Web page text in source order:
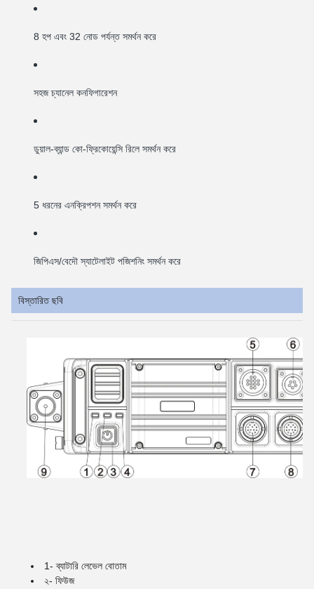
8 হপ এবং 32 নোড পর্যন্ত সমর্থন করে
সহজ চ্যানেল কনফিগারেশন
ডুয়াল-ব্যান্ড কো-ফ্রিকোয়েন্সি রিলে সমর্থন করে
5 ধরনের এনক্রিপশন সমর্থন করে
জিপিএস/বেদৌ স্যাটেলাইট পজিশনিং সমর্থন করে
বিস্তারিত ছবি
1- ব্যাটারি লেভেল বোতাম
২- ফিউজ